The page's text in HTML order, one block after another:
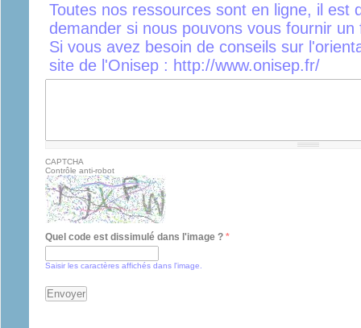
Toutes nos ressources sont en ligne, il est
demander si nous pouvons vous fournir
Si vous avez besoin de conseils sur
site de l'Onisep : http://www.onisep.fr/
CAPTCHA
Contrôle anti-robot
Quel code est dissimulé dans l'image ? *
Saisir les caractères affichés dans l'image.